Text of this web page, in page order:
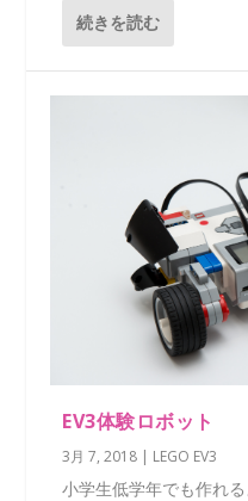
続きを読む
EV3体験ロボット
3月 7, 2018 | LEGO EV3
小学生低学年でも作れ